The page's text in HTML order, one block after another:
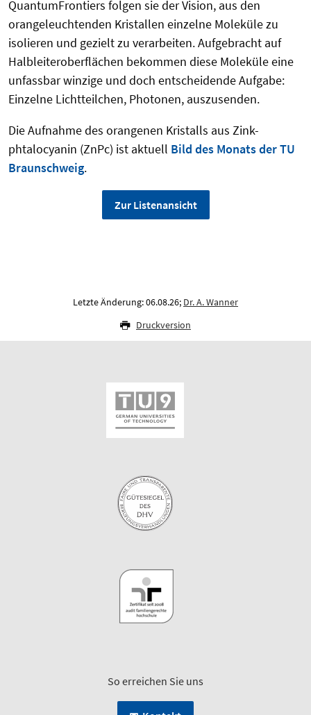
QuantumFrontiers folgen sie der Vision, aus den
orangeleuchtenden Kristallen einzelne Moleküle zu
isolieren und gezielt zu verarbeiten. Aufgebracht auf
Halbleiteroberflächen bekommen diese Moleküle eine
unfassbar winzige und doch entscheidende Aufgabe:
Einzelne Lichtteilchen, Photonen, auszusenden.
Die Aufnahme des orangenen Kristalls aus Zink-
phtalocyanin (ZnPc) ist aktuell Bild des Monats der TU
Braunschweig.
Zur Listenansicht
Letzte Änderung: 06.08.26; Dr. A. Wanner
Druckversion
So erreichen Sie uns